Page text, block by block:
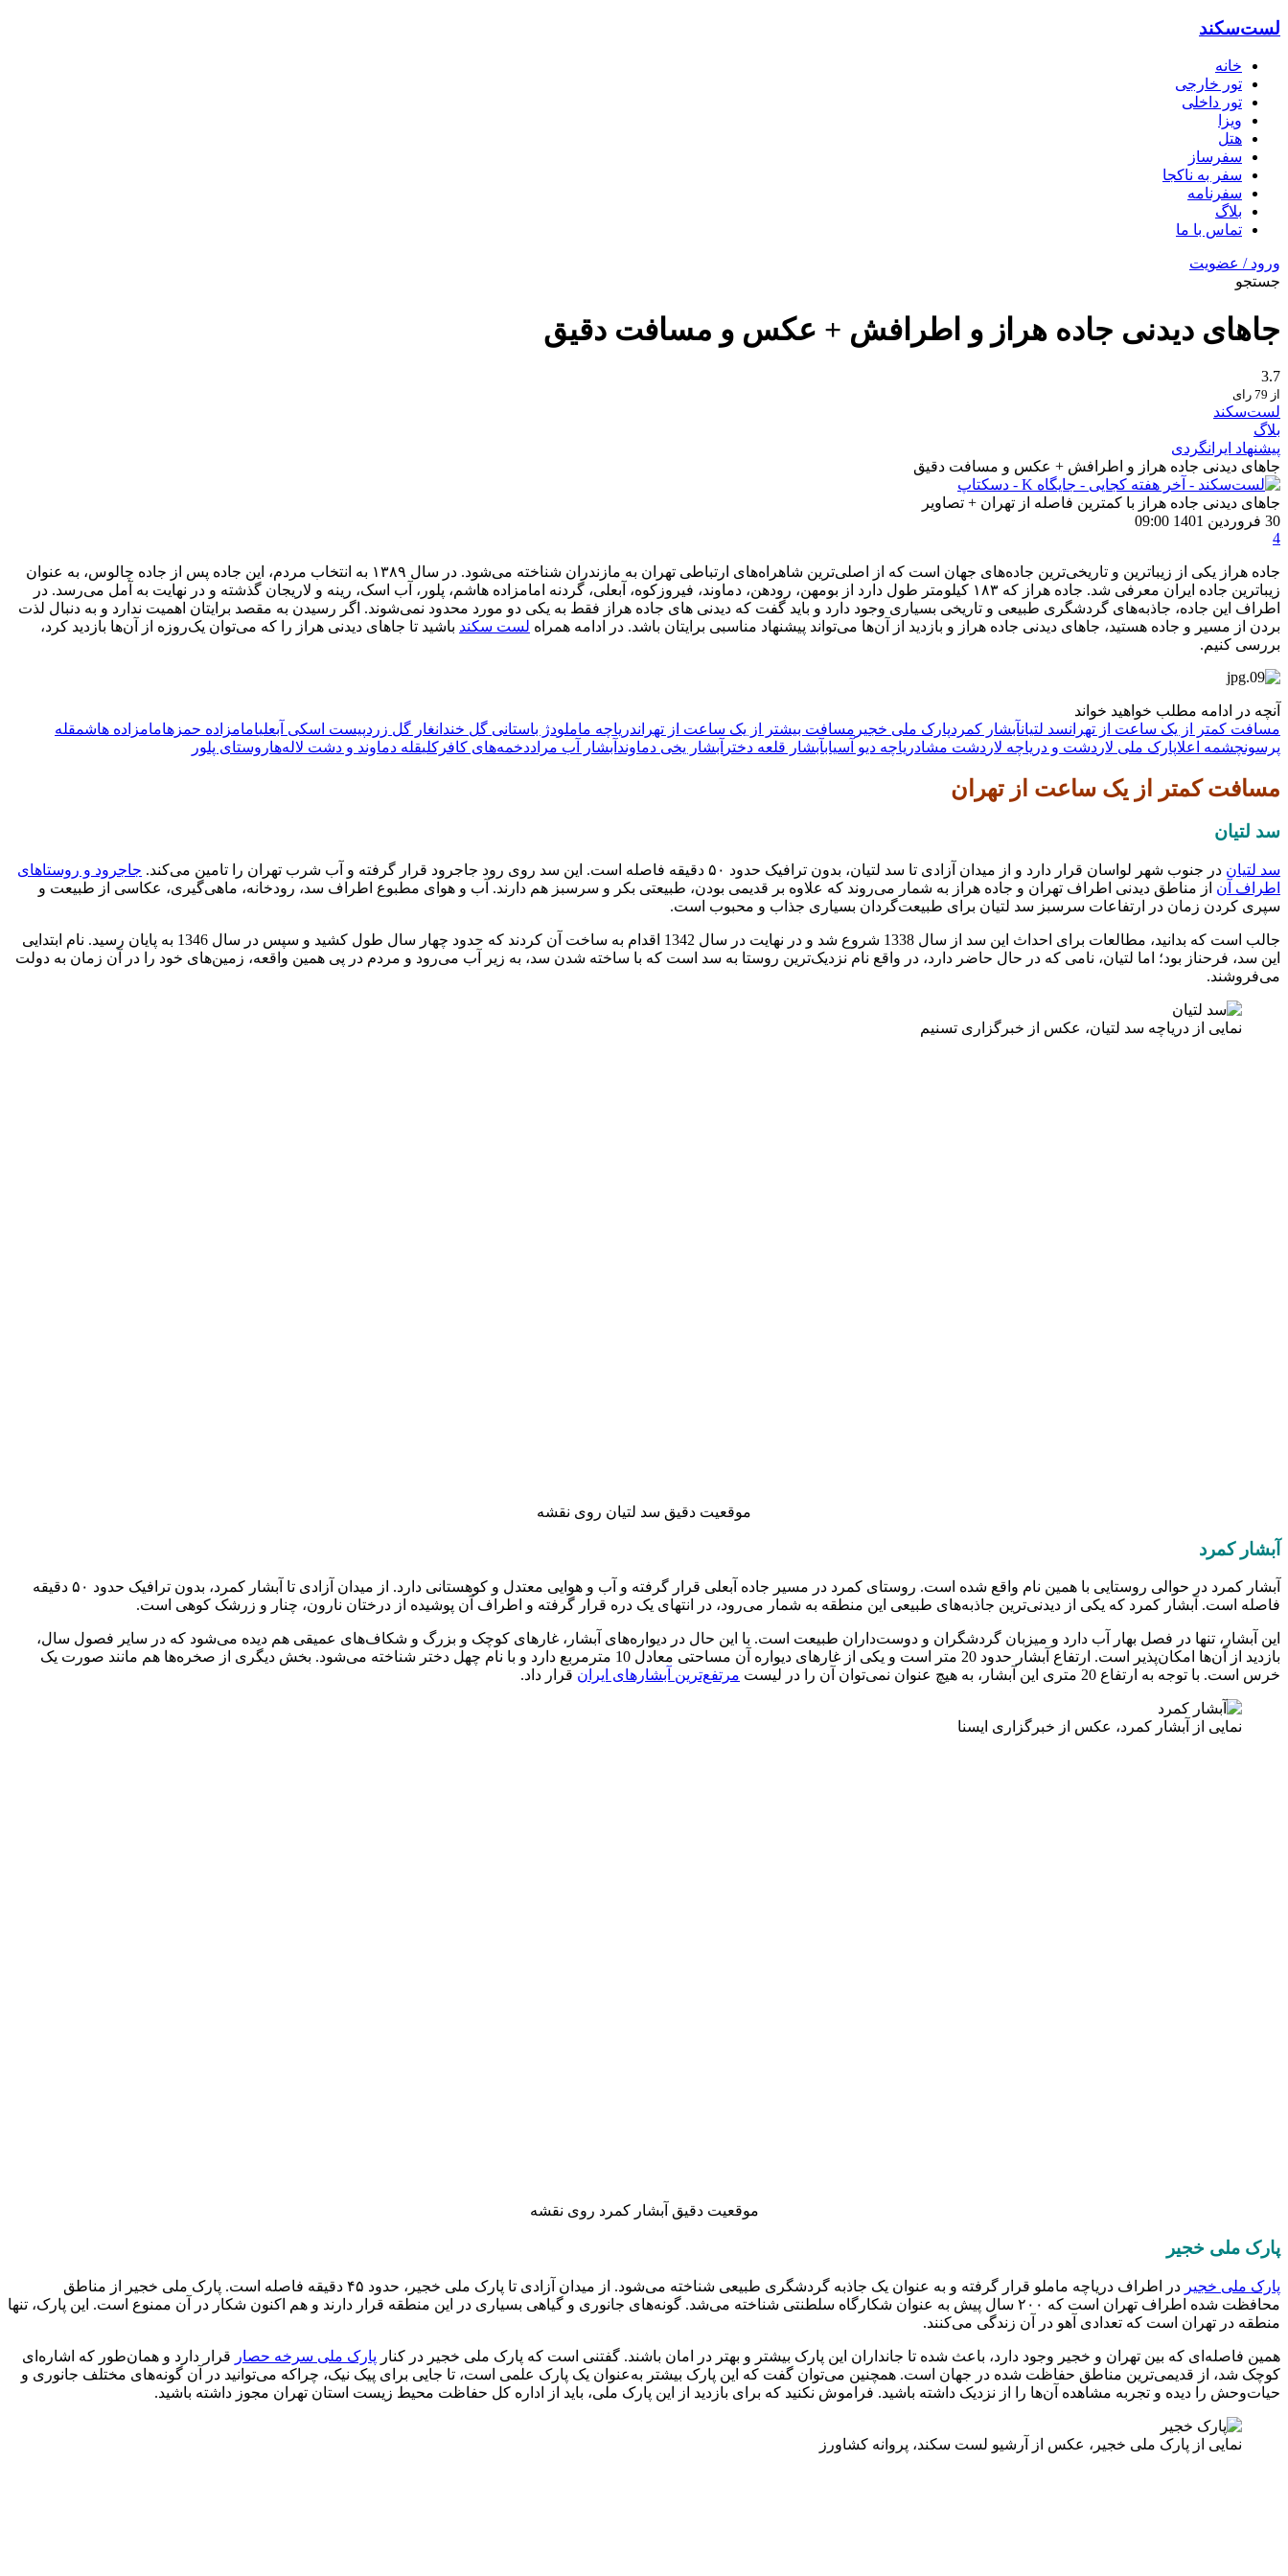
لست‌سکند
خانه
تور خارجی
تور داخلی
ویزا
هتل‌
سفرساز
سفر به ناکجا
سفرنامه
بلاگ
تماس با ما
ورود / عضویت
جستجو
جاهای دیدنی جاده هراز و اطرافش + عکس و مسافت دقیق
3.7
از 79 رای
لست‌سکند
بلاگ
پیشنهاد ایرانگردی
جاهای دیدنی جاده هراز و اطرافش + عکس و مسافت دقیق
جاهای دیدنی جاده هراز با کمترین فاصله از تهران + تصاویر
30 فروردین 1401 09:00
4
جاده هراز یکی از زیباترین و تاریخی‌ترین جاده‌های جهان است که از اصلی‌ترین شاهراه‌های ارتباطی تهران به مازندران شناخته می‌شود. در سال ۱۳۸۹ به انتخاب مردم، این جاده پس از جاده چالوس، به عنوان
زیباترین جاده ایران معرفی شد. جاده هراز که ۱۸۳ کیلومتر طول دارد از بومهن، رودهن، دماوند، فیروزکوه، آبعلی، گردنه امامزاده هاشم، پلور، آب اسک، رینه و لاریجان گذشته و در نهایت به آمل می‌رسد. در
اطراف این جاده، جاذبه‌های گردشگری طبیعی و تاریخی بسیاری وجود دارد و باید گفت که دیدنی های جاده هراز فقط به یکی دو مورد محدود نمی‌شوند. اگر رسیدن به مقصد برایتان اهمیت ندارد و به دنبال لذت
بردن از مسیر و جاده هستید، جاهای دیدنی جاده هراز و بازدید از آن‌ها می‌تواند پیشنهاد مناسبی برایتان باشد. در ادامه همراه لست سکند باشید تا جاهای دیدنی هراز را که می‌توان یک‌روزه از آن‌ها بازدید کرد،
بررسی کنیم.
آنچه در ادامه مطلب خواهید خواند
مسافت کمتر از یک ساعت از تهرانسد لتیانآبشار کمردپارک ملی خجیر مسافت بیشتر از یک ساعت از تهراندریاچه ماملودژ باستانی گل خندانغار گل زردپیست اسکی آبعلیامامزاده حمزهامامزاده هاشمقله
پرسونچشمه اعلاپارک ملی لار دشت و دریاچه لار دشت مشادریاچه دیو آسیابآبشار قلعه دختر آبشار یخی دماوند آبشار آب مراددخمه‌های کافرکلیقله دماوند و دشت لاله‌هاروستای پلور
مسافت کمتر از یک ساعت از تهران
سد لتیان
سد لتیان در جنوب شهر لواسان قرار دارد و از میدان آزادی تا سد لتیان، بدون ترافیک حدود ۵۰ دقیقه فاصله است. این سد روی رود جاجرود قرار گرفته و آب شرب تهران را تامین می‌کند.
جاجرود و روستاهای
اطراف آن از مناطق دیدنی اطراف تهران و جاده هراز به شمار می‌روند که علاوه بر قدیمی بودن، طبیعتی بکر و سرسبز هم دارند. آب و هوای مطبوع اطراف سد، رودخانه، ماهی‌گیری، عکاسی از طبیعت و
سپری کردن زمان در ارتفاعات سرسبز سد لتیان برای طبیعت‌گردان بسیاری جذاب و محبوب است.
جالب است که بدانید، مطالعات برای احداث این سد از سال 1338 شروع شد و در نهایت در سال 1342 اقدام به ساخت آن کردند که حدود چهار سال طول کشید و سپس در سال 1346 به پایان رسید. نام ابتدایی
این سد، فرحناز بود؛ اما لتیان، نامی که در حال حاضر دارد، در واقع نام نزدیک‌ترین روستا به سد است که با ساخته شدن سد، به زیر آب می‌رود و مردم در پی همین واقعه، زمین‌های خود را در آن زمان به دولت
می‌فروشند.
نمایی از دریاچه سد لتیان، عکس از خبرگزاری تسنیم
موقعیت دقیق سد لتیان روی نقشه
آبشار کمرد
آبشار کمرد در حوالی روستایی با همین نام واقع شده است. روستای کمرد در مسیر جاده آبعلی قرار گرفته و آب و هوایی معتدل و کوهستانی دارد. از میدان آزادی تا آبشار کمرد، بدون ترافیک حدود ۵۰ دقیقه
فاصله است. آبشار کمرد که یکی از دیدنی‌ترین جاذبه‌های طبیعی این منطقه به شمار می‌رود، در انتهای یک دره قرار گرفته و اطراف آن پوشیده از درختان نارون، چنار و زرشک کوهی است.
این آبشار، تنها در فصل بهار آب دارد و میزبان گردشگران و دوست‌داران طبیعت است. با این حال در دیواره‌های آبشار، غارهای کوچک و بزرگ و شکاف‌های عمیقی هم دیده می‌شود که در سایر فصول سال،
بازدید از آن‌ها امکان‌پذیر است. ارتفاع آبشار حدود 20 متر است و یکی از غارهای دیواره آن مساحتی معادل 10 مترمربع دارد و با نام چهل دختر شناخته می‌شود. بخش دیگری از صخره‌ها هم مانند صورت یک
خرس است. با توجه به ارتفاع 20 متری این آبشار، به هیچ عنوان نمی‌توان آن را در لیست
مرتفع‌ترین آبشارهای ایران قرار داد.
نمایی از آبشار کمرد، عکس از خبرگزاری ایسنا
موقعیت دقیق آبشار کمرد روی نقشه
پارک ملی خجیر
پارک ملی خجیر
در اطراف دریاچه ماملو قرار گرفته و به عنوان یک جاذبه گردشگری طبیعی شناخته می‌شود. از میدان آزادی تا پارک ملی خجیر، حدود ۴۵ دقیقه فاصله است. پارک ملی خجیر از مناطق
محافظت شده اطراف تهران است که ۲۰۰ سال پیش به عنوان شکارگاه سلطنتی شناخته می‌شد. گونه‌های جانوری و گیاهی بسیاری در این منطقه قرار دارند و هم اکنون شکار در آن ممنوع است. این پارک، تنها
منطقه در تهران است که تعدادی آهو در آن زندگی می‌کنند.
همین فاصله‌ای که بین تهران و خجیر وجود دارد، باعث شده تا جانداران این پارک بیشتر و بهتر در امان باشند. گفتنی است که پارک ملی خجیر در کنار پارک ملی سرخه حصار قرار دارد و همان‌طور که اشاره‌ای
کوچک شد، از قدیمی‌ترین مناطق حفاظت شده در جهان است. همچنین می‌توان گفت که این پارک بیشتر به‌عنوان یک پارک علمی است، تا جایی برای پیک نیک، چراکه می‌توانید در آن گونه‌های مختلف جانوری و
حیات‌وحش را دیده و تجربه مشاهده آن‌ها را از نزدیک داشته باشید. فراموش نکنید که برای بازدید از این پارک ملی، باید از اداره کل حفاظت محیط زیست استان تهران مجوز داشته باشید.
نمایی از پارک ملی خجیر، عکس از آرشیو لست سکند، پروانه کشاورز